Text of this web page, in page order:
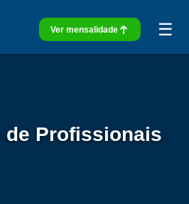
Ver mensalidade ☰
de Profissionais